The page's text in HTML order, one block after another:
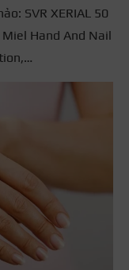
SVR XERIAL 50
Hand And Nail
,…